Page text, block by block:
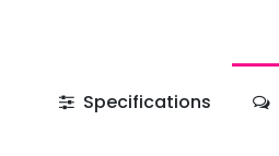
Specifications